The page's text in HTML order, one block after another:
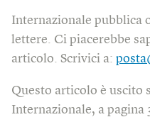
Internazionale pubblica
lettere. Ci piacerebbe
articolo. Scrivici a:
Questo articolo è uscito
Internazionale, a pagina